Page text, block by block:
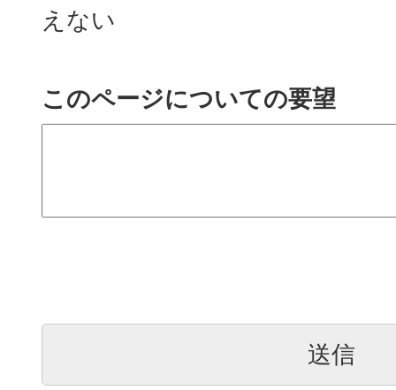
えない
このページについての要望